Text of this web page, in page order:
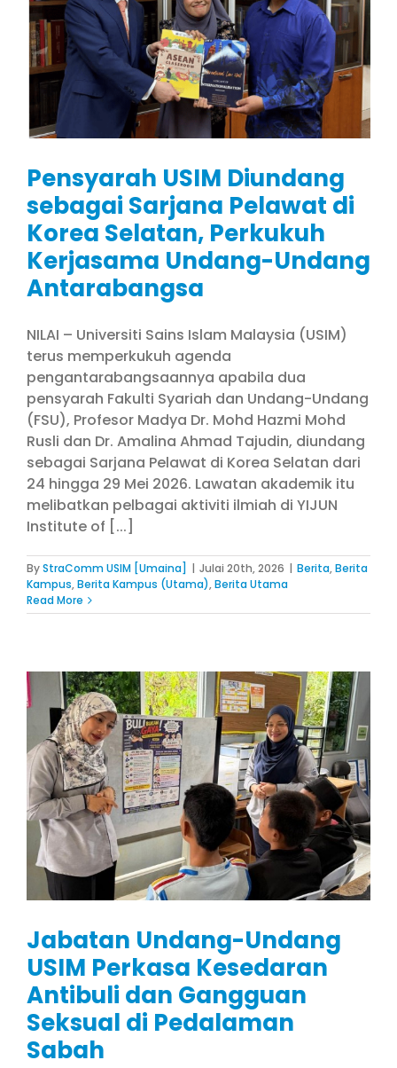
Pensyarah USIM Diundang
sebagai Sarjana Pelawat di
Korea Selatan, Perkukuh
Kerjasama Undang-Undang
Antarabangsa
NILAI – Universiti Sains Islam Malaysia (USIM)
terus memperkukuh agenda
pengantarabangsaannya apabila dua
pensyarah Fakulti Syariah dan Undang-Undang
(FSU), Profesor Madya Dr. Mohd Hazmi Mohd
Rusli dan Dr. Amalina Ahmad Tajudin, diundang
sebagai Sarjana Pelawat di Korea Selatan dari
24 hingga 29 Mei 2026. Lawatan akademik itu
melibatkan pelbagai aktiviti ilmiah di YIJUN
Institute of [...]
ByStraComm USIM [Umaina] | Julai 20th, 2026 | Berita,Berita
Kampus,Berita Kampus (Utama),Berita Utama
Read More
Jabatan Undang-Undang
USIM Perkasa Kesedaran
Antibuli dan Gangguan
Seksual di Pedalaman
Sabah